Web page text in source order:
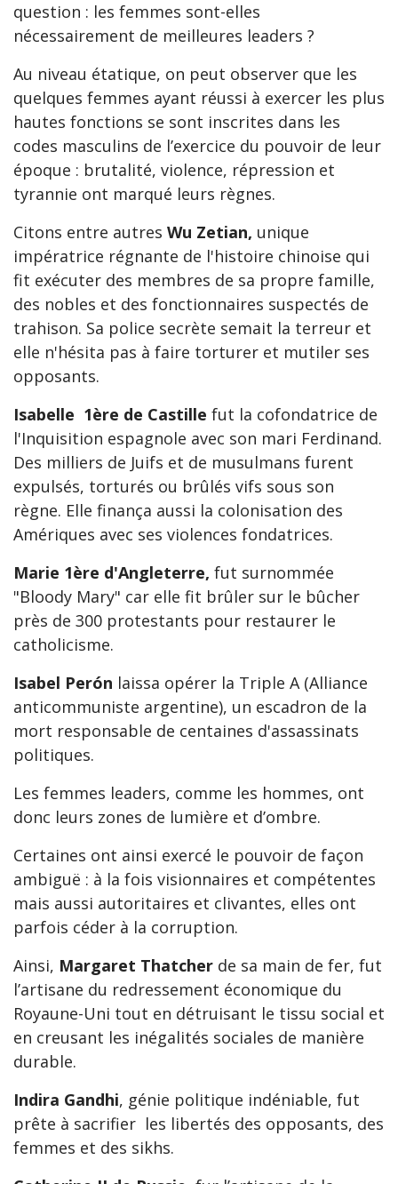
question : les femmes sont-elles
nécessairement de meilleures leaders ?
Au niveau étatique, on peut observer que les
quelques femmes ayant réussi à exercer les plus
hautes fonctions se sont inscrites dans les
codes masculins de l’exercice du pouvoir de leur
époque : brutalité, violence, répression et
tyrannie ont marqué leurs règnes.
Citons entre autres Wu Zetian, unique
impératrice régnante de l'histoire chinoise qui
fit exécuter des membres de sa propre famille,
des nobles et des fonctionnaires suspectés de
trahison. Sa police secrète semait la terreur et
elle n'hésita pas à faire torturer et mutiler ses
opposants.
Isabelle 1ère de Castille fut la cofondatrice de
l'Inquisition espagnole avec son mari Ferdinand.
Des milliers de Juifs et de musulmans furent
expulsés, torturés ou brûlés vifs sous son
règne. Elle finança aussi la colonisation des
Amériques avec ses violences fondatrices.
Marie 1ère d'Angleterre, fut surnommée
"Bloody Mary" car elle fit brûler sur le bûcher
près de 300 protestants pour restaurer le
catholicisme.
Isabel Perón laissa opérer la Triple A (Alliance
anticommuniste argentine), un escadron de la
mort responsable de centaines d'assassinats
politiques.
Les femmes leaders, comme les hommes, ont
donc leurs zones de lumière et d’ombre.
Certaines ont ainsi exercé le pouvoir de façon
ambiguë : à la fois visionnaires et compétentes
mais aussi autoritaires et clivantes, elles ont
parfois céder à la corruption.
Ainsi, Margaret Thatcher de sa main de fer, fut
l’artisane du redressement économique du
Royaune-Uni tout en détruisant le tissu social et
en creusant les inégalités sociales de manière
durable.
Indira Gandhi, génie politique indéniable, fut
prête à sacrifier les libertés des opposants, des
femmes et des sikhs.